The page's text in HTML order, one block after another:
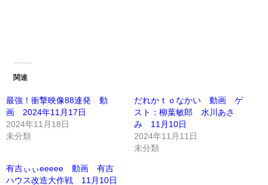
関連
最強！衝撃映像88連発 動
画 2024年11月17日
2024年11月18日
未分類
だれかｔｏなかい 動画 ゲ
スト：柳葉敏郎 水川あさ
み 11月10日
2024年11月11日
未分類
有吉ぃぃeeeee 動画 有吉
ハウス改造大作戦 11月10日